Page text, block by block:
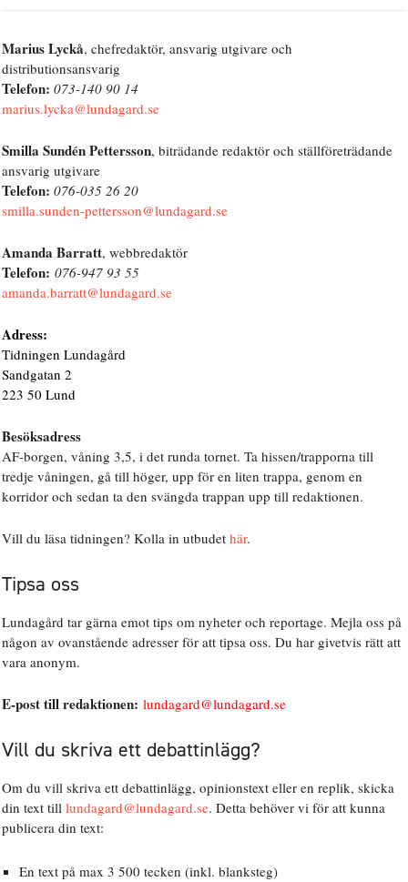
Marius Lyckå, chefredaktör, ansvarig utgivare och
distributionsansvarig
Telefon:073-140 90 14
marius.lycka@lundagard.se
Smilla Sundén Pettersson, biträdande redaktör och ställföreträdande
ansvarig utgivare
Telefon: 076-035 26 20
smilla.sunden-pettersson@lundagard.se
Amanda Barratt, webbredaktör
Telefon: 076-947 93 55
amanda.barratt@lundagard.se
Adress:
Tidningen Lundagård
Sandgatan 2
223 50 Lund
Besöksadress
AF-borgen, våning 3,5, i det runda tornet. Ta hissen/trapporna till
tredje våningen, gå till höger, upp för en liten trappa, genom en
korridor och sedan ta den svängda trappan upp till redaktionen.
Vill du läsa tidningen? Kolla in utbudethär.
Tipsa oss
Lundagård tar gärna emot tips om nyheter och reportage. Mejla oss på
någon av ovanstående adresser för att tipsa oss. Du har givetvis rätt att
vara anonym.
E-post till redaktionen:lundagard@lundagard.se
Vill du skriva ett debattinlägg?
Om du vill skriva ett debattinlägg, opinionstext eller en replik, skicka
din text tilllundagard@lundagard.se. Detta behöver vi för att kunna
publicera din text:
En text på max 3 500 tecken (inkl. blanksteg)